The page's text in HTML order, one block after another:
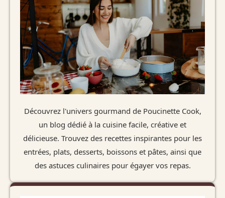
Découvrez l'univers gourmand de Poucinette Cook,
un blog dédié à la cuisine facile, créative et
délicieuse. Trouvez des recettes inspirantes pour les
entrées, plats, desserts, boissons et pâtes, ainsi que
des astuces culinaires pour égayer vos repas.